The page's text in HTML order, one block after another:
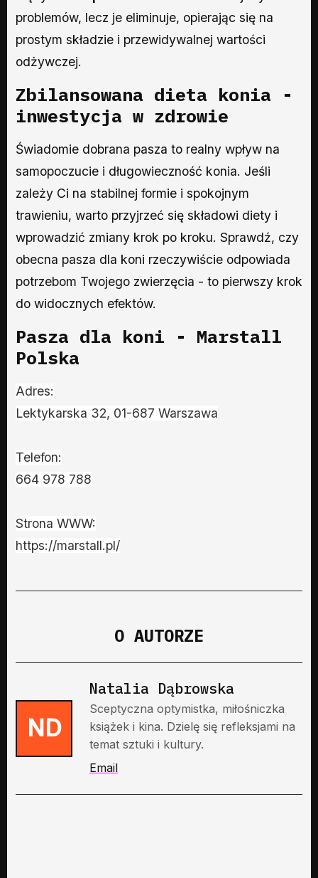
problemów, lecz je eliminuje, opierając się na
prostym składzie i przewidywalnej wartości
odżywczej.
Zbilansowana dieta konia -
inwestycja w zdrowie
Świadomie dobrana pasza to realny wpływ na
samopoczucie i długowieczność konia. Jeśli
zależy Ci na stabilnej formie i spokojnym
trawieniu, warto przyjrzeć się składowi diety i
wprowadzić zmiany krok po kroku. Sprawdź, czy
obecna pasza dla koni rzeczywiście odpowiada
potrzebom Twojego zwierzęcia - to pierwszy krok
do widocznych efektów.
Pasza dla koni - Marstall
Polska
Adres:
Lektykarska 32, 01-687 Warszawa
Telefon:
664 978 788
Strona WWW:
https://marstall.pl/
O AUTORZE
ND
Natalia Dąbrowska
Sceptyczna optymistka, miłośniczka
książek i kina. Dzielę się refleksjami na
temat sztuki i kultury.
Email